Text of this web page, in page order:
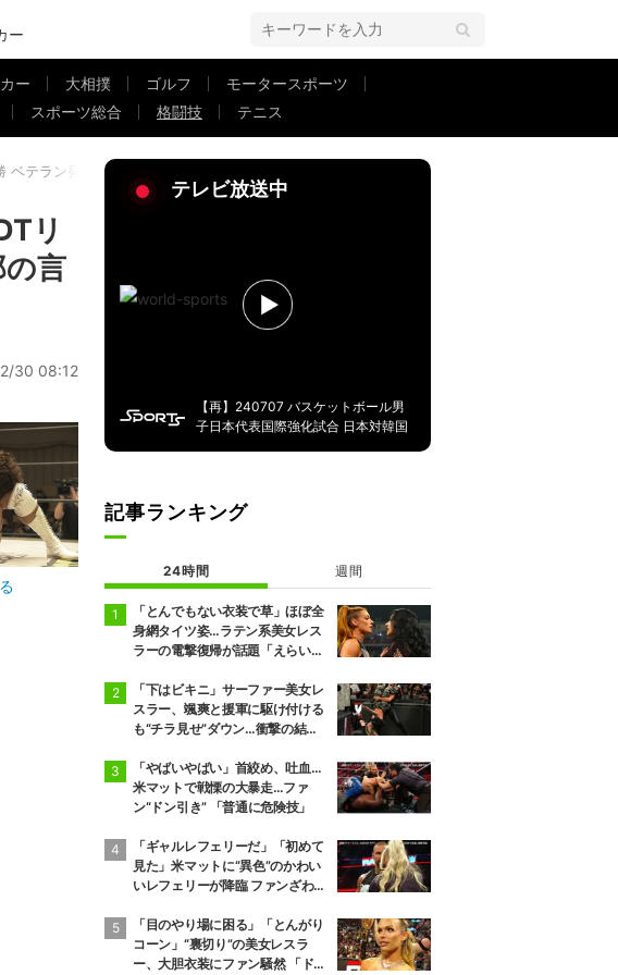
ー
ー 大相撲 ゴルフ
モータースポーツ
スポーツ総合 格闘技 テニス
テラン発奮の陰にあった高木三四郎の言葉
リ
言
30 08:12
テレビ放送中
【再】240707 バスケットボール男
子日本代表国際強化試合 日本対韓国
記事ランキング
24時間 週間
「とんでもない衣装で草」ほぼ全
身網タイツ姿…ラテン系美女レス
ラーの電撃復帰が話題「えらいセ
「下はビキニ」サーファー美女レ
スラー、颯爽と援軍に駆け付ける
も“チラ見せ”ダウン…衝撃の結末
「やばいやばい」首絞め、吐血…
米マットで戦慄の大暴走…ファ
ン“ドン引き” 「普通に危険技」
「ギャルレフェリーだ」「初めて
見た」米マットに“異色”のかわい
いレフェリーが降臨 ファンざわめ
「目のやり場に困る」「とんがり
コーン」“裏切り”の美女レスラ
ー、大胆衣装にファン騒然 「ドロ